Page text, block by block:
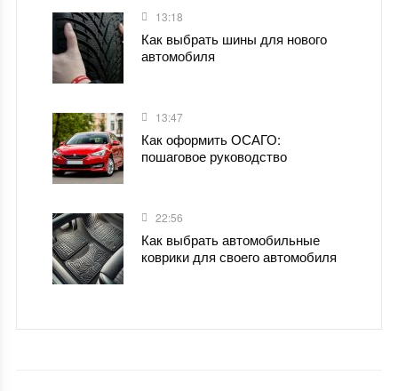
13:18
Как выбрать шины для нового
автомобиля
13:47
Как оформить ОСАГО:
пошаговое руководство
22:56
Как выбрать автомобильные
коврики для своего автомобиля